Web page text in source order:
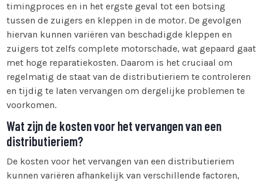
timingproces en in het ergste geval tot een botsing
tussen de zuigers en kleppen in de motor. De gevolgen
hiervan kunnen variëren van beschadigde kleppen en
zuigers tot zelfs complete motorschade, wat gepaard gaat
met hoge reparatiekosten. Daarom is het cruciaal om
regelmatig de staat van de distributieriem te controleren
en tijdig te laten vervangen om dergelijke problemen te
voorkomen.
Wat zijn de kosten voor het vervangen van een
distributieriem?
De kosten voor het vervangen van een distributieriem
kunnen variëren afhankelijk van verschillende factoren,